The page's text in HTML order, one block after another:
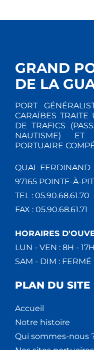
GRAND
DE LA
PORT
CARAÏBES TRAITE
DE TRAFICS
NAUTISME)
PORTUAIRE
QUAI
97165 POINTE-À-
TEL : 05.90.68.61.70
FAX : 05.90.68.61.71
HORAIRES
LUN - VEN : 8H - 17H
SAM - DIM : FERMÉ
PLAN DU SITE
Accueil
Notre histoire
Qui sommes-nous